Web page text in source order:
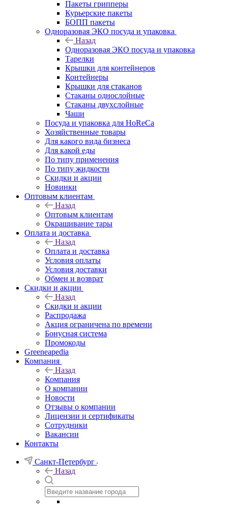
Пакеты грипперы
Курьерские пакеты
БОПП пакеты
Одноразовая ЭКО посуда и упаковка
Назад
Одноразовая ЭКО посуда и упаковка
Тарелки
Крышки для контейнеров
Контейнеры
Крышки для стаканов
Стаканы однослойные
Стаканы двухслойные
Чаши
Посуда и упаковка для HoReCa
Хозяйственные товары
Для какого вида бизнеса
Для какой еды
По типу применения
По типу жидкости
Скидки и акции
Новинки
Оптовым клиентам
Назад
Оптовым клиентам
Окрашивание тары
Оплата и доставка
Назад
Оплата и доставка
Условия оплаты
Условия доставки
Обмен и возврат
Скидки и акции
Назад
Скидки и акции
Распродажа
Акция ограничена по времени
Бонусная система
Промокоды
Greeneapedia
Компания
Назад
Компания
О компании
Новости
Отзывы о компании
Лицензии и сертификаты
Сотрудники
Вакансии
Контакты
Санкт-Петербург
Назад